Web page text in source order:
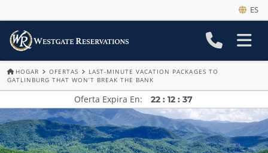
ES
HOGAR OFERTAS
LAST-MINUTE VACATION PACKAGES TO
GATLINBURG THAT WON’T BREAK THE BANK
Oferta Expira En 22 : 12 : 35